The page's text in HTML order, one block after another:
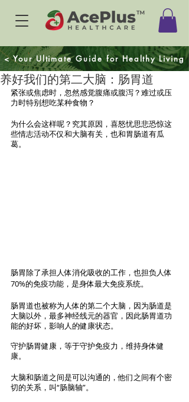
< Your Ultimate Guide for Healthy Living
养好我们的第二大脑：肠胃道
紧张或焦虑时，忽然感觉腹痛或腹泻？难过或压
力时特别想吃某种食物？
为什么会这样呢？究其原因，喜怒忧思悲恐惊这
些情志活动不仅和大脑有关，也和胃肠道有瓜
葛。
肠胃除了承担人体消化吸收的工作，也担负人体
70%的免疫功能，是身体最大免疫系统。
肠胃道也被称为人体的第二个大脑，因为肠道是
大脑以外，最多神经线元的器官，因此肠胃道功
能的好坏，影响人的健康状态。
守护肠胃健康，等于守护免疫力，维持身体健
康。
大脑和肠道之间是可以沟通的，他们之间有个密
切的关系，叫“肠脑轴”。